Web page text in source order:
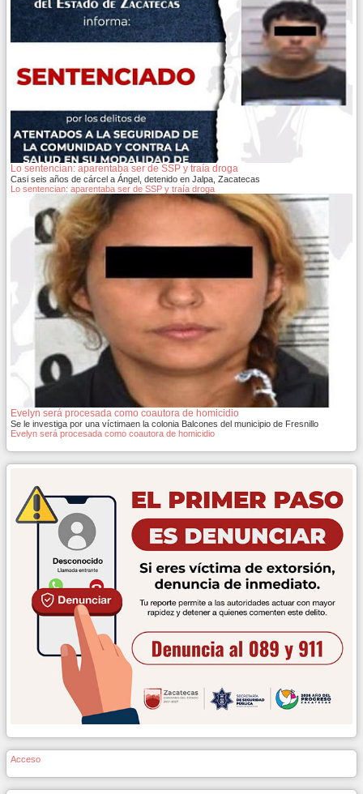
Lo sentencian: aparentaba ser de SSP y traía droga
Casi seis años de cárcel a Ángel, detenido en Jalpa, Zacatecas
Lo sentencian: aparentaba ser de SSP y traía droga
Evelyn será procesada como coautora de homicidio
Se le investiga por una víctimaen la colonia Balcones del municipio de Fresnillo
Evelyn será procesada como coautora de homicidio
Acceso